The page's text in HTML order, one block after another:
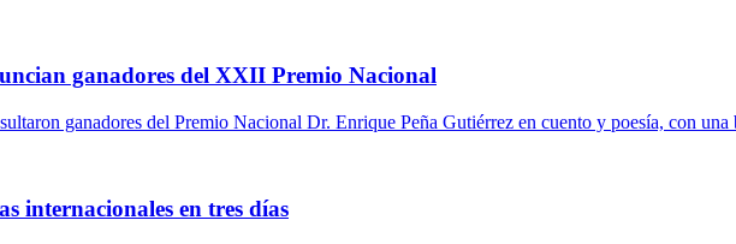
ganadores del XXII Premio Nacional
ganadores del Premio Nacional Dr. Enrique Peña Gutiérrez en cuento y poesía, con una
internacionales en tres días